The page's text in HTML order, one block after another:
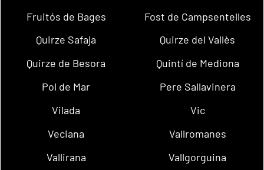
Fruitós de Bages
Fost de Campsentelles
Quirze Safaja
Quirze del Vallès
Quirze de Besora
Quintí de Mediona
Pol de Mar
Pere Sallavinera
Vilada
Vic
Veciana
Vallromanes
Vallirana
Vallgorguina